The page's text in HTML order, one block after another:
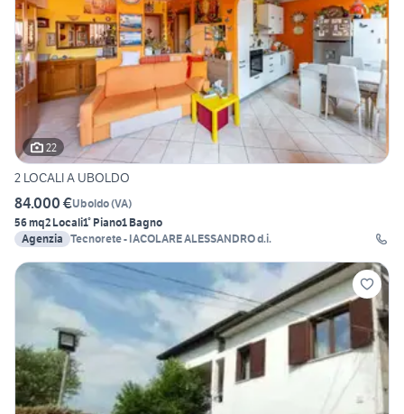
22
2 LOCALI A UBOLDO
84.000 €Uboldo(VA)
56 mq2 Locali1° Piano1 Bagno
Agenzia Tecnorete - IACOLARE ALESSANDRO d.i.